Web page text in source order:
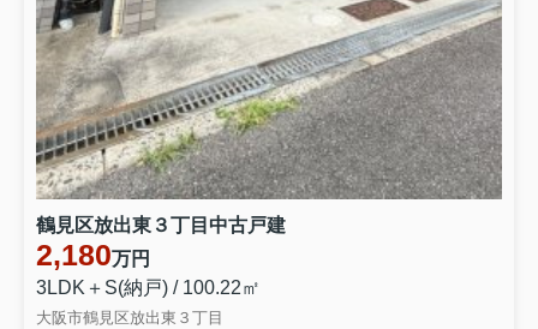
鶴見区放出東３丁目中古戸建
2,180万円
3LDK＋S(納戸) / 100.22㎡
大阪市鶴見区放出東３丁目